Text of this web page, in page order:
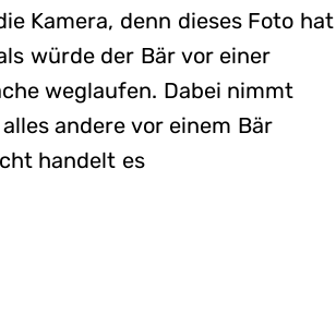
Kamera, denn dieses Foto hat
würde der Bär vor einer
weglaufen. Dabei nimmt
andere vor einem Bär
handelt es